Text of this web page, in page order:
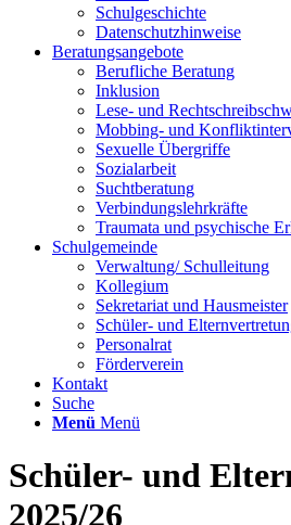
Schulgeschichte
Datenschutzhinweise
Beratungsangebote
Berufliche Beratung
Inklusion
Lese- und
Mobbing- und
Sexuelle Übergriffe
Sozialarbeit
Suchtberatung
Verbindungslehrkräfte
Traumata und psychische
Schulgemeinde
Verwaltung/ Schulleitung
Kollegium
Sekretariat und Hausmeister
Schüler- und
Personalrat
Förderverein
Kontakt
Suche
Menü Menü
Schüler- und
2025/26